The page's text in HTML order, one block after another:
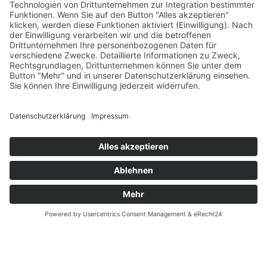
Innungsmitglied Ja
Nein
Bemerkung / Weitere Teilnehmer
Absenden